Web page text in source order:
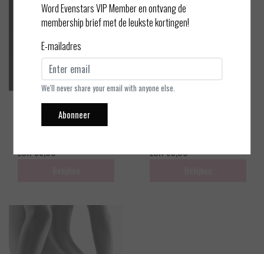
Boîte à Désir - Lust for Life -
EUR 95,00
EUR 95,00
Word Evenstars VIP Member en ontvang de
membership brief met de leukste kortingen!
E-mailadres
We'll never share your email with anyone else.
Abonneer